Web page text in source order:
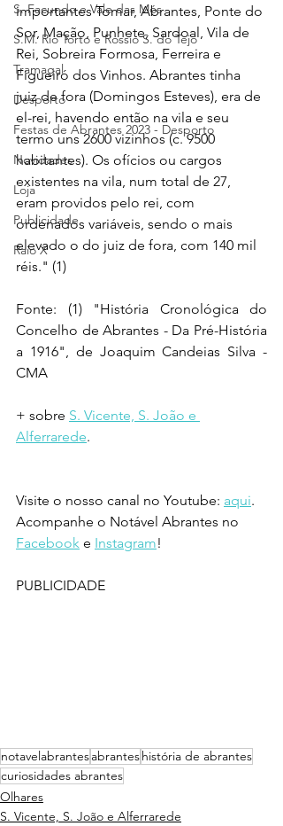
S. Facundo e Vale das Mós
S.M. Rio Torto e Rossio S. do Tejo
Tramagal
Desporto
Festas de Abrantes 2023 - Desporto
Novidades
Loja
Publicidade
Raio X
importantes Tomar, Abrantes, Ponte do
Sor, Mação, Punhete, Sardoal, Vila de
Rei, Sobreira Formosa, Ferreira e
Figueiró dos Vinhos. Abrantes tinha
juiz de fora (Domingos Esteves), era de
el-rei, havendo então na vila e seu
termo uns 2600 vizinhos (c. 9500
habitantes). Os ofícios ou cargos
existentes na vila, num total de 27,
eram providos pelo rei, com
ordenados variáveis, sendo o mais
elevado o do juiz de fora, com 140 mil
réis." (1)
Fonte: (1) "História Cronológica do
Concelho de Abrantes - Da Pré-História
a 1916", de Joaquim Candeias Silva -
CMA
+ sobre S. Vicente, S. João e
Alferrarede.
Visite o nosso canal no Youtube: aqui.
Acompanhe o Notável Abrantes no
Facebook e Instagram!
PUBLICIDADE
notavelabrantesabranteshistória de abrantes
curiosidades abrantes
Olhares
S. Vicente, S. João e Alferrarede